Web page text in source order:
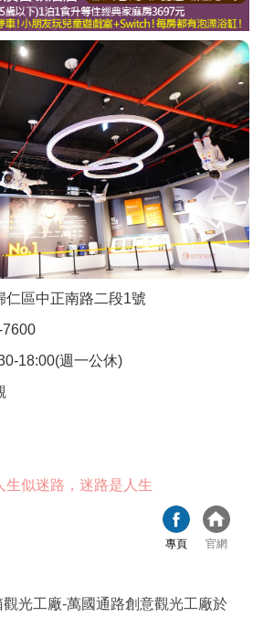
仁區中正南路二段1號
7600
18:00(週一公休)
生似迷路，迷路是人生
專頁 官網
光工廠-萬國通路創意觀光工廠於